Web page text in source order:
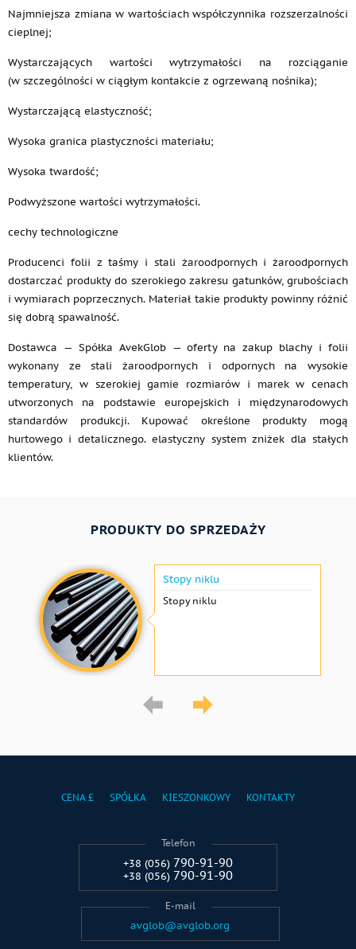
Najmniejsza zmiana w wartościach współczynnika rozszerzalności
cieplnej;
Wystarczających wartości wytrzymałości na rozciąganie
(w szczególności w ciągłym kontakcie z ogrzewaną nośnika);
Wystarczającą elastyczność;
Wysoka granica plastyczności materiału;
Wysoka twardość;
Podwyższone wartości wytrzymałości.
cechy technologiczne
Producenci folii z taśmy i stali żaroodpornych i żaroodpornych
dostarczać produkty do szerokiego zakresu gatunków, grubościach
i wymiarach poprzecznych. Materiał takie produkty powinny różnić
się dobrą spawalność.
Dostawca — Spółka AvekGlob — oferty na zakup blachy i folii
wykonany ze stali żaroodpornych i odpornych na wysokie
temperatury, w szerokiej gamie rozmiarów i marek w cenach
utworzonych na podstawie europejskich i międzynarodowych
standardów produkcji. Kupować określone produkty mogą
hurtowego i detalicznego. elastyczny system zniżek dla stałych
klientów.
PRODUKTY DO SPRZEDAŻY
Stopy niklu
Stopy niklu
CENA £ SPÓŁKA KIESZONKOWY KONTAKTY
Telefon
+38 (056) 790-91-90
+38 (056) 790-91-90
E-mail
avglob@avglob.org